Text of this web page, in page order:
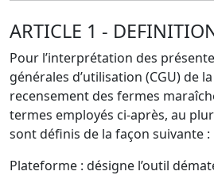
ARTICLE 1 -
Pour l’interprétation des
générales d’utilisation (CGU) de
recensement des fermes
termes employés ci-après, au
sont définis de la façon suivante :
Plateforme : désigne l’outil